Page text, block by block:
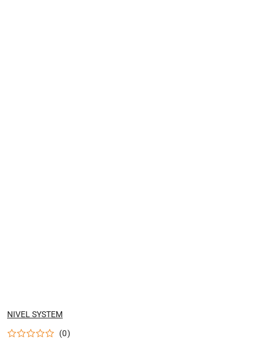
NAZWA
PRODUCENTA:
NIVEL SYSTEM
(0)